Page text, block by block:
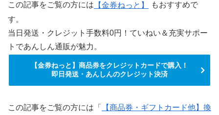
この記事をご覧の方には 【金券ねっと】
もおすすめで
す。
当日発送・クレジット手数料0円！ていねい＆充実サポー
トであんしん通販が魅力。
【金券ねっと】商品券をクレジットカードで購入！
即日発送・あんしんのクレジット決済
この記事をご覧の方には「
【商品券・ギフトカード他】換